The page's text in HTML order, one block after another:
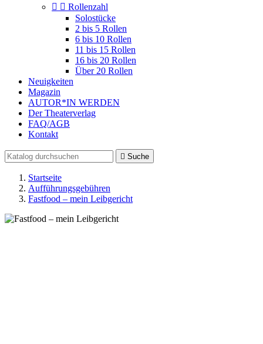
  Rollenzahl
Solostücke
2 bis 5 Rollen
6 bis 10 Rollen
11 bis 15 Rollen
16 bis 20 Rollen
Über 20 Rollen
Neuigkeiten
Magazin
AUTOR*IN WERDEN
Der Theaterverlag
FAQ/AGB
Kontakt
 Suche
Startseite
Aufführungsgebühren
Fastfood – mein Leibgericht